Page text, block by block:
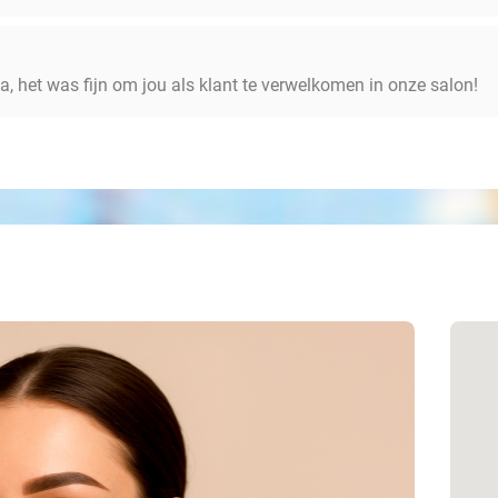
het was fijn om jou als klant te verwelkomen in onze salon!